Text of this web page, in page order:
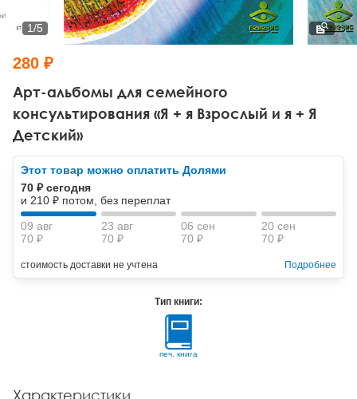
Тревожные расстройства, панические атаки
Психодрама
Другие направления психотерапии
Классический, эриксоновский гипноз и НЛП
НЛП
Психология труда и эргономика
Социальная психология
Социальная и организационная психология
Классический и юнгианский психоанализ
Арт-альбомы для семейного
консультирования «Я + я Взрослый и я + Я
Детский»
1/5
280 ₽
Этот товар можно оплатить Долями
70 ₽ сегодня
и 210 ₽ потом, без переплат
09 авг
70 ₽
23 авг
70 ₽
06 сен
70 ₽
20 сен
70 ₽
стоимость доставки не учтена Подробнее
Тип книги:
печ. книга
Характеристики